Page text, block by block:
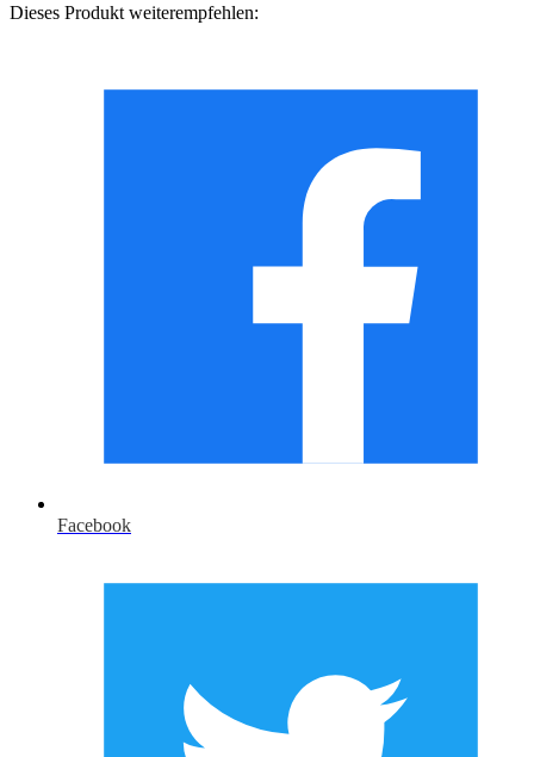
Dieses Produkt weiterempfehlen:
Facebook